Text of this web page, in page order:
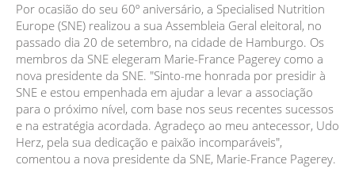
Por ocasião do seu 60º aniversário, a Specialised Nutrition
Europe (SNE) realizou a sua Assembleia Geral eleitoral, no
passado dia 20 de setembro, na cidade de Hamburgo. Os
membros da SNE elegeram Marie-France Pagerey como a
nova presidente da SNE. "Sinto-me honrada por presidir à
SNE e estou empenhada em ajudar a levar a associação
para o próximo nível, com base nos seus recentes sucessos
e na estratégia acordada. Agradeço ao meu antecessor, Udo
Herz, pela sua dedicação e paixão incomparáveis",
comentou a nova presidente da SNE, Marie-France Pagerey.